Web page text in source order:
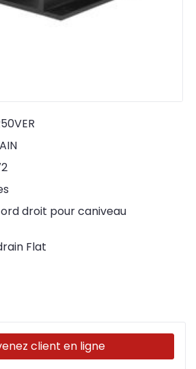
droit pour caniveau
Flat
client en ligne